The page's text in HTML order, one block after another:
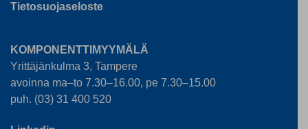
Tietosuojaseloste
KOMPONENTTIMYYMÄLÄ
Yrittäjänkulma 3, Tampere
avoinna ma–to 7.30–16.00, pe 7.30–15.00
puh. (03) 31 400 520